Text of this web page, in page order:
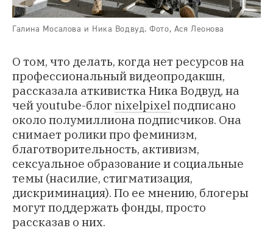
Галина Мосалова и Ника Водвуд. Фото, Ася Леонова
О том, что делать, когда нет ресурсов на
профессиональный видеопродакшн,
рассказала аткивисткаНика Водвуд, на
чей youtube-блог nixelpixelподписано
около полумиллиона подписчиков. Она
снимает ролики про феминизм,
благотворительность, активизм,
сексуальное образование и социальные
темы (насилие, стигматизация,
дискриминация). По ее мнению, блогеры
могут поддержать фонды, просто
рассказав о них.